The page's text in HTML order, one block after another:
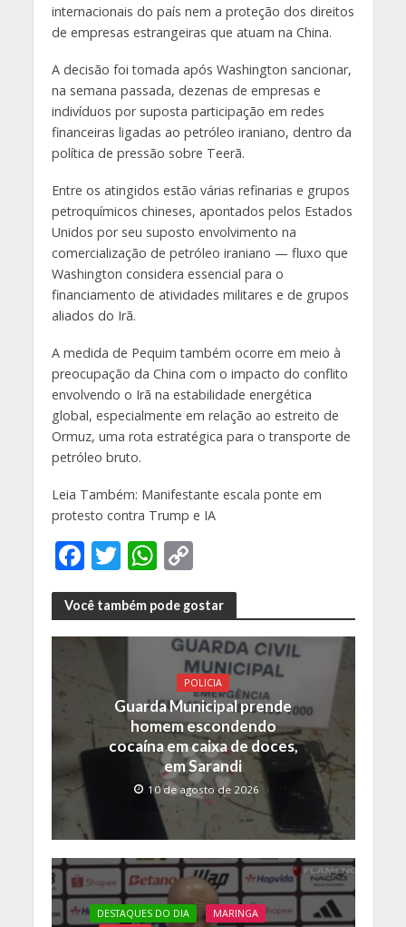
internacionais do país nem a proteção dos direitos
de empresas estrangeiras que atuam na China.
A decisão foi tomada após Washington sancionar,
na semana passada, dezenas de empresas e
indivíduos por suposta participação em redes
financeiras ligadas ao petróleo iraniano, dentro da
política de pressão sobre Teerã.
Entre os atingidos estão várias refinarias e grupos
petroquímicos chineses, apontados pelos Estados
Unidos por seu suposto envolvimento na
comercialização de petróleo iraniano — fluxo que
Washington considera essencial para o
financiamento de atividades militares e de grupos
aliados do Irã.
A medida de Pequim também ocorre em meio à
preocupação da China com o impacto do conflito
envolvendo o Irã na estabilidade energética
global, especialmente em relação ao estreito de
Ormuz, uma rota estratégica para o transporte de
petróleo bruto.
Leia Também: Manifestante escala ponte em
protesto contra Trump e IA
F
ac
e
b
k
T
w
itt
er
W
h
at
s
p
p
C
o
p
y
Li
n
k
Você também pode gostar
POLICIA
Guarda Municipal prende
homem escondendo
cocaína em caixa de doces,
em Sarandi
10 de agosto de 2026
DESTAQUES DO DIA MARINGA